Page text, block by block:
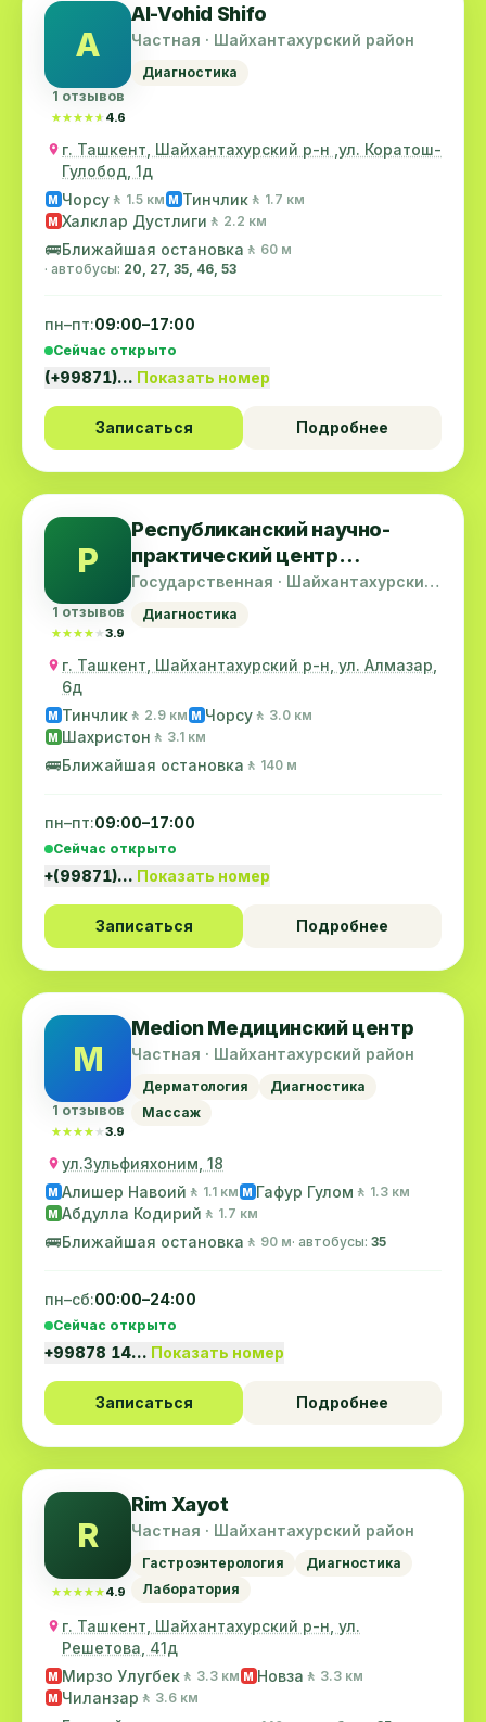
A
1 отзывов
★★★★★
★★★★★ 4.6
Al-Vohid Shifo
Частная · Шайхантахурский район
Диагностика
г. Ташкент, Шайхантахурский р-н ,ул. Коратош-
Гулобод, 1д
M Чорсу 🚶 1.5 км M Тинчлик 🚶 1.7 км
M Халклар Дустлиги 🚶 2.2 км
🚌Ближайшая остановка 🚶 60 м
· автобусы: 20, 27, 35, 46, 53
пн–пт:09:00–17:00
Сейчас открыто
(+99871)… Показать номер
Записаться Подробнее
Р
1 отзывов
★★★★★
★★★★★3.9
Республиканский научно-
практический центр
спортивной медицины
Государственная · Шайхантахурский
Диагностика
г. Ташкент, Шайхантахурский р-н, ул. Алмазар,
6д
M Тинчлик 🚶 2.9 км M Чорсу 🚶 3.0 км
M Шахристон 🚶 3.1 км
🚌Ближайшая остановка 🚶 140 м
пн–пт:09:00–17:00
Сейчас открыто
+(99871)… Показать номер
Записаться Подробнее
M
1 отзывов
★★★★★
★★★★★3.9
Medion Медицинский центр
Частная · Шайхантахурский район
Дерматология
Диагностика
Массаж
ул.Зульфияхоним, 18
M Алишер Навоий 🚶 1.1 км M Гафур Гулом 🚶 1.3 км
M Абдулла Кодирий 🚶 1.7 км
🚌Ближайшая остановка 🚶 90 м· автобусы: 35
пн–сб:00:00–24:00
Сейчас открыто
+99878 14… Показать номер
Записаться Подробнее
R
★★★★★
★★★★★4.9
Rim Xayot
Частная · Шайхантахурский район
Гастроэнтерология
Диагностика
Лаборатория
г. Ташкент, Шайхантахурский р-н, ул.
Решетова, 41д
M Мирзо Улугбек 🚶 3.3 км M Новза 🚶 3.3 км
M Чиланзар 🚶 3.6 км